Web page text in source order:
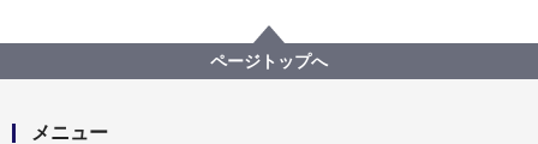
環境への取組
20240604 Japan Energy Summit等の国際会議に登壇
ページトップへ
メニュー